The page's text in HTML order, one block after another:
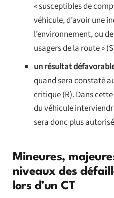
« susceptibles de
véhicule, d’avoir une
l’environnement, ou
usagers de la route »
un résultat
quand sera constaté
critique (R). Dans
du véhicule
sera donc plus
Mineures,
niveaux des
lors d’un CT